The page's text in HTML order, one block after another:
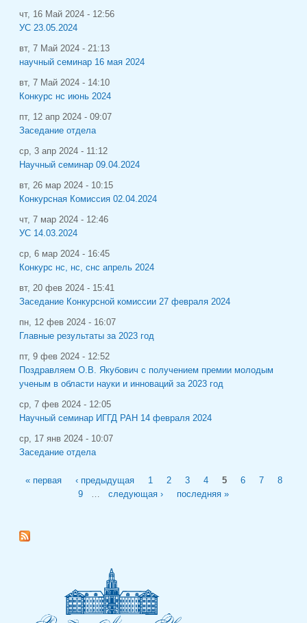
чт, 16 Май 2024 - 12:56
УС 23.05.2024
вт, 7 Май 2024 - 21:13
научный семинар 16 мая 2024
вт, 7 Май 2024 - 14:10
Конкурс нс июнь 2024
пт, 12 апр 2024 - 09:07
Заседание отдела
ср, 3 апр 2024 - 11:12
Научный семинар 09.04.2024
вт, 26 мар 2024 - 10:15
Конкурсная Комиссия 02.04.2024
чт, 7 мар 2024 - 12:46
УС 14.03.2024
ср, 6 мар 2024 - 16:45
Конкурс нс, нс, снс апрель 2024
вт, 20 фев 2024 - 15:41
Заседание Конкурсной комиссии 27 февраля 2024
пн, 12 фев 2024 - 16:07
Главные результаты за 2023 год
пт, 9 фев 2024 - 12:52
Поздравляем О.В. Якубович с получением премии молодым
ученым в области науки и инноваций за 2023 год
ср, 7 фев 2024 - 12:05
Научный семинар ИГГД РАН 14 февраля 2024
ср, 17 янв 2024 - 10:07
Заседание отдела
« первая ‹ предыдущая 1 2 3 4 5 6 7
8
9
… следующая › последняя »